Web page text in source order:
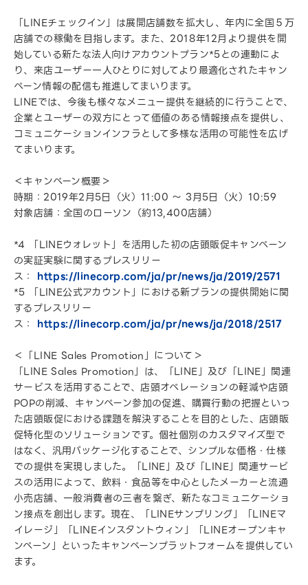
「LINEチェックイン」は展開店舗数を拡大し、年内に全国５万
店舗での稼働を目指します。また、2018年12月より提供を開
始している新たな法人向けアカウントプラン*5との連動によ
り、来店ユーザー一人ひとりに対してより最適化されたキャン
ペーン情報の配信も推進してまいります。
LINEでは、今後も様々なメニュー提供を継続的に行うことで、
企業とユーザーの双方にとって価値のある情報接点を提供し、
コミュニケーションインフラとして多様な活用の可能性を広げ
てまいります。
＜キャンペーン概要＞
時期：2019年2月5日（火）11:00 〜 3月5日（火）10:59
対象店舗：全国のローソン（約13,400店舗）
*4 「LINEウォレット」を活用した初の店頭販促キャンペーン
の実証実験に関するプレスリリー
ス： https://linecorp.com/ja/pr/news/ja/2019/2571
*5 「LINE公式アカウント」における新プランの提供開始に関
するプレスリリー
ス： https://linecorp.com/ja/pr/news/ja/2018/2517
＜「LINE Sales Promotion」について＞
「LINE Sales Promotion」は、「LINE」及び「LINE」関連
サービスを活用することで、店頭オペレーションの軽減や店頭
POPの削減、キャンペーン参加の促進、購買行動の把握といっ
た店頭販促における課題を解決することを目的とした、店頭販
促特化型のソリューションです。個社個別のカスタマイズ型で
はなく、汎用パッケージ化することで、シンプルな価格・仕様
での提供を実現しました。「LINE」及び「LINE」関連サービ
スの活用によって、飲料・食品等を中心としたメーカーと流通
小売店舗、一般消費者の三者を繋ぎ、新たなコミュニケーショ
ン接点を創出します。現在、「LINEサンプリング」「LINEマ
イレージ」「LINEインスタントウィン」「LINEオープンキャ
ンペーン」といったキャンペーンプラットフォームを提供してい
ます。